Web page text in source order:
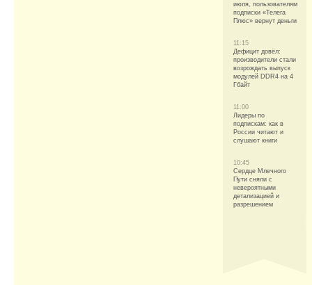
июля, пользователям
подписки «Телега
Плюс» вернут деньги
11:15
Дефицит довёл:
производители стали
возрождать выпуск
модулей DDR4 на 4
Гбайт
11:00
Лидеры по
подпискам: как в
России читают и
слушают книги
10:45
Сердце Млечного
Пути сняли с
невероятными
детализацией и
разрешением